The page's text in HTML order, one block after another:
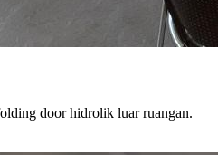
door hidrolik luar ruangan.